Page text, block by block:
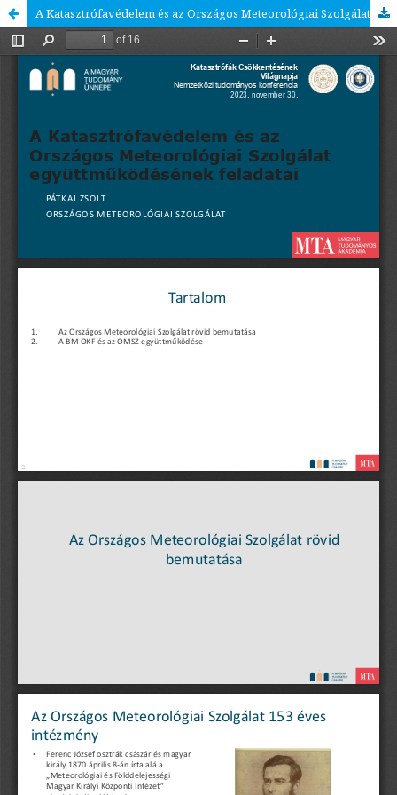
A Katasztrófavédelem és az Országos Meteorológiai Szolgálat együttműködésének feladatai